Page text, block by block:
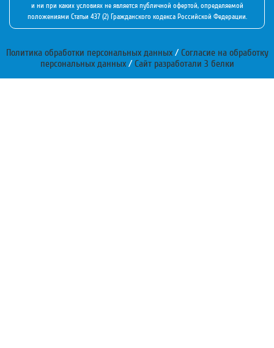
и ни при каких условиях не является публичной офертой, определяемой
положениями Статьи 437 (2) Гражданского кодекса Российской Федерации.
Политика обработки персональных данных/ Согласие на обработку
персональных данных/ Сайт разработали 3 белки